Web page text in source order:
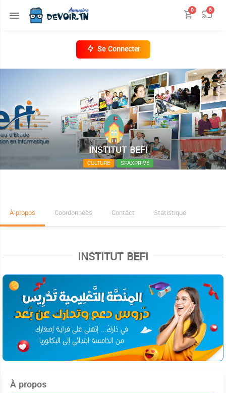
0 5
Se Connecter
INSTITUT BEFI
CULTURE SFAXPRIVÉ
immeuble Zaphir Avenue Magida Bouleila Sfax El
À-propos Coordonnées Contact Statistique
INSTITUT BEFI
À propos